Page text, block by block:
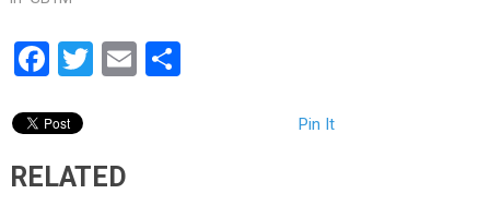
Facebook
Twitter
EmailShare
Pin It
RELATED